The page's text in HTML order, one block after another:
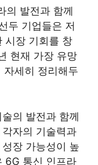
의 발전과 함께
두 기업들은 저
시장 기회를 창
현재 가장 유망
자세히 정리해두
의 발전과 함께
자의 기술력과
장 가능성이 높
6G 통신 인프라